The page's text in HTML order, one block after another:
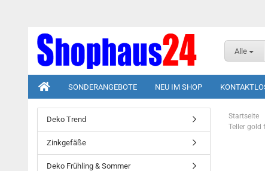
Alle
SONDERANGEBOTE NEU IM SHOP
Startseite
Teller gold
Deko Trend
Zinkgefäße
Deko Frühling & Sommer